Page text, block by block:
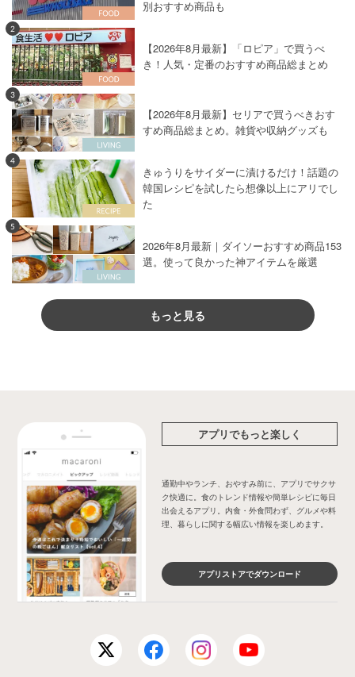
別おすすめ商品も
2
【2026年8月最新】「ロピア」で買うべ
き！人気・定番のおすすめ商品総まとめ
3
【2026年8月最新】セリアで買うべきおす
すめ商品総まとめ。雑貨や収納グッズも
4
きゅうりをサイダーに漬けるだけ！話題の
韓国レシピを試したら想像以上にアリでし
た
5
2026年8月最新｜ダイソーおすすめ商品153
選。使って良かった神アイテムを厳選
もっと見る
アプリでもっと楽しく
通勤中やランチ、おやすみ前に、アプリでサクサ
ク快適に。食のトレンド情報や簡単レシピに毎日
出会えるアプリ。内食・外食問わず、グルメや料
理、暮らしに関する幅広い情報を楽しめます。
アプリストアでダウンロード